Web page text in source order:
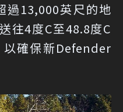
過13,000英尺的地
往4度C至48.8度C
確保新Defender